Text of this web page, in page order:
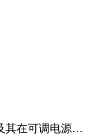
其在可调电源设